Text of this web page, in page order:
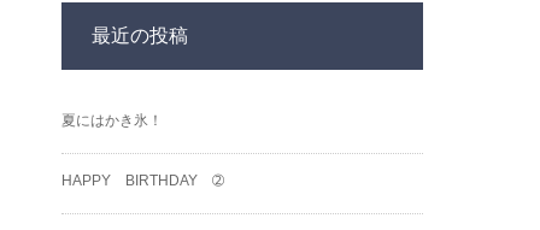
最近の投稿
夏にはかき氷！
HAPPY BIRTHDAY ➁